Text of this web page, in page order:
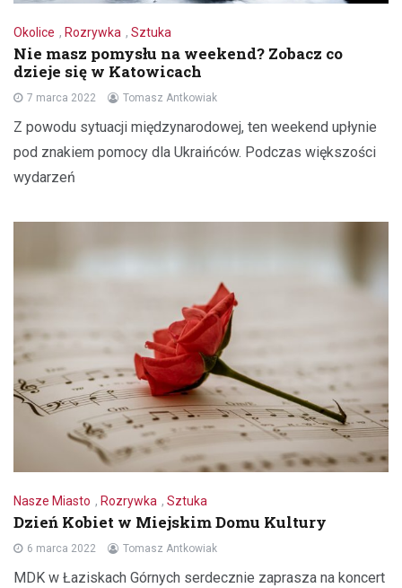
Okolice , Rozrywka , Sztuka
Nie masz pomysłu na weekend? Zobacz co
dzieje się w Katowicach
7 marca 2022 Tomasz Antkowiak
Z powodu sytuacji międzynarodowej, ten weekend upłynie
pod znakiem pomocy dla Ukraińców. Podczas większości
wydarzeń
Nasze Miasto , Rozrywka , Sztuka
Dzień Kobiet w Miejskim Domu Kultury
6 marca 2022 Tomasz Antkowiak
MDK w Łaziskach Górnych serdecznie zaprasza na koncert